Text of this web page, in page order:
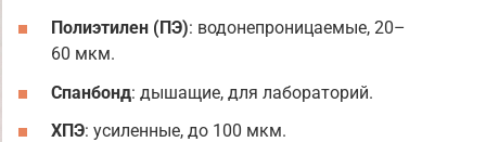
Полиэтилен (ПЭ): водонепроницаемые, 20–
60 мкм.
Спанбонд: дышащие, для лабораторий.
ХПЭ: усиленные, до 100 мкм.